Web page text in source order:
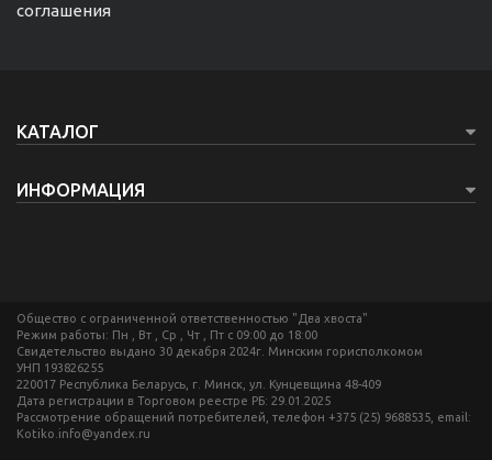
соглашения
КАТАЛОГ
ИНФОРМАЦИЯ
Общество с ограниченной ответственностью "Два хвоста"
Режим работы: Пн , Вт , Ср , Чт , Пт c 09:00 до 18:00
Свидетельство выдано 30 декабря 2024г. Минским горисполкомом
УНП 193826255
220017 Республика Беларусь, г. Минск, ул. Кунцевщина 48-409
Дата регистрации в Торговом реестре РБ: 29.01.2025
Рассмотрение обращений потребителей, телефон +375 (25) 9688535, email:
Kotiko.info@yandex.ru